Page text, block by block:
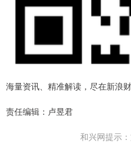
海量资讯、精准解读，尽在新浪
责任编辑：卢昱君
和兴网提示